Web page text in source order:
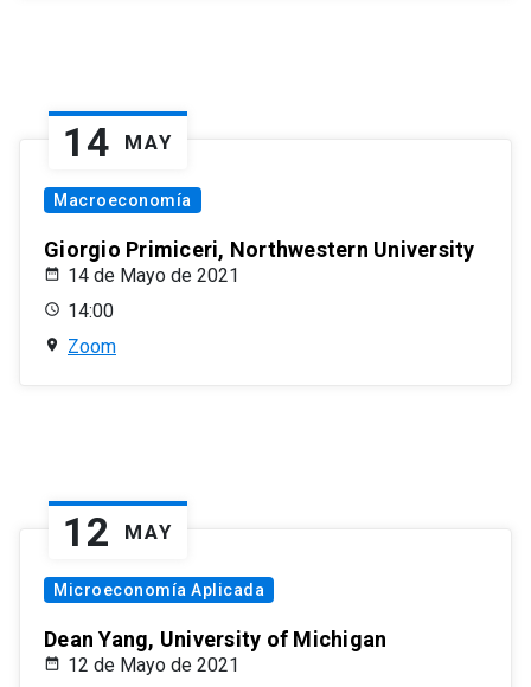
14 MAY
Macroeconomía
Giorgio Primiceri, Northwestern University
14 de Mayo de 2021
14:00
Zoom
12 MAY
Microeconomía Aplicada
Dean Yang, University of Michigan
12 de Mayo de 2021